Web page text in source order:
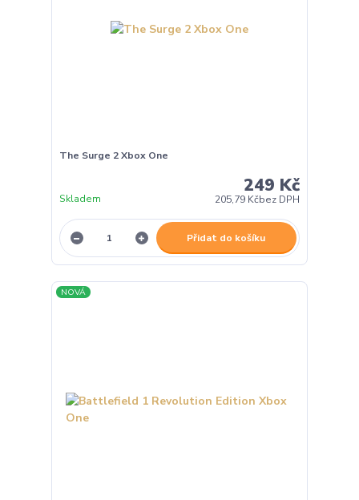
The Surge 2 Xbox One
249 Kč
205,79 Kčbez DPH
Skladem
Přidat do košíku
NOVÁ